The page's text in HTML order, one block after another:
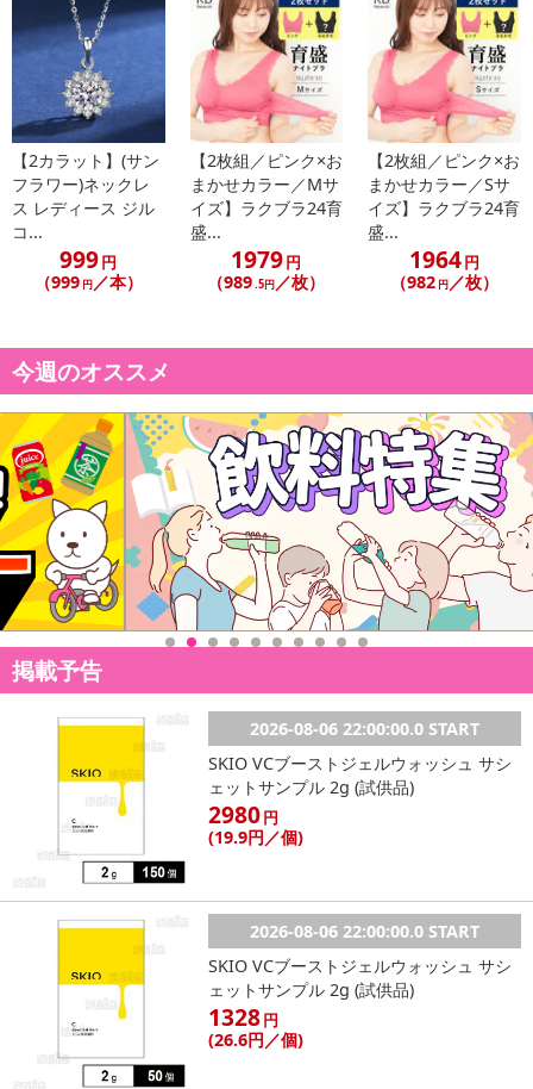
・原産国（最終加工地）：中国
・原材料/材質/素材：ナイロン90％、ポリウレタン10％
・商品カラー：ベージュ×おまかせカラー(パープル・ブルー・ライ
トピンク・ピンク・ホワイトのいずれか)
・商品サイズ：
Sサイズ
※サイズ表を参考にサイズをご確認ください。
・注意事項：
・モニタの環境により、実物の色と異なる場合がございます。ご
・本品は医療用ではございません。
・伸び縮みしますので、サイズは目安となります。
・デリケートなお肌の方は、かゆみ感じたり、違和感を感じた場
合は直ちにご使用をお控えください。
・湿疹、あせも、傷等がある場合及び、かゆみ、発疹、痛み等の
異常を感じた際はご使用を中止してください。
・着用中、着用後に気分が悪くなった場合はご使用を中止してく
ださい。
・肌に生地の跡が残る場合がございます。跡の消えにくい方は長
時間の連続使用(就寝中を含む)はお避けください。
・着用後の返品はお受けできません。予めご了承願います。
注意事項
【賞味・消費期限のある商品について】
商品到着時点でのお日持ち期間は、配送日数などにより異なります
のでご了承ください。
【キャンセルについて】
※お申込み後のキャンセルはお受けできません。
記載されている内容を必ずご確認いただき、お届けする商品セット
にご納得いただきましたうえでお申し込みください。
※パッケージ変更や商品リニューアル（成分など含む）等により、
参考の掲載画像や画像内のバーコードなど、お届け商品と多少異な
る場合がございます。
また、[新たな加工食品の原料原産地表示制度]の経過措置期間の終
了により、商品詳細内に記載の原産国・原材料の表記が旧表記の場
【2カラット】(サン
フラワー)ネックレ
ス レディース ジル
コ...
999円
（999 円／本）
【2枚組／ピンク×お
まかせカラー／Mサ
イズ】ラクブラ24育
盛...
1979円
（989.5円 ／枚）
【2枚組／ピンク×お
まかせカラー／Sサ
イズ】ラクブラ24育
盛...
1964円
（982 円 ／枚）
今週のオススメ
掲載予告
2026-08-06 22:00:00.0 START
SKIO VCブーストジェルウォッシュ サシ
ェットサンプル 2g (試供品)
2980円
(19.9円 ／個)
2026-08-06 22:00:00.0 START
SKIO VCブーストジェルウォッシュ サシ
ェットサンプル 2g (試供品)
1328円
(26.6円／個)